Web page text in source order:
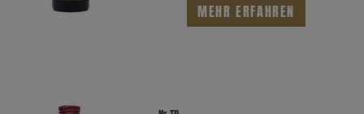
MEHR ERFAHREN